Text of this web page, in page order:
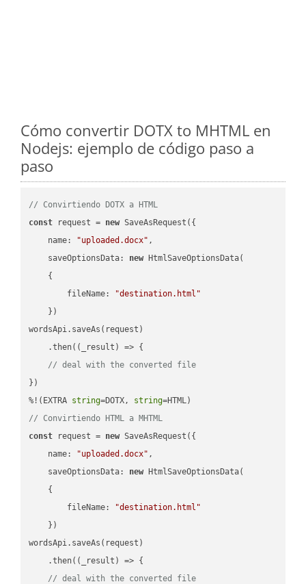
Cómo convertir DOTX to MHTML en
Nodejs: ejemplo de código paso a
paso
// Convirtiendo DOTX a HTML
const request = new SaveAsRequest({
name: "uploaded.docx" ,
saveOptionsData: new HtmlSaveOptionsData(
    {
fileName:
"destination.html"
    })
wordsApi.saveAs(request)
    .then(
( _result ) => {
// deal with the converted file
})
%!(EXTRA string=DOTX, string
// Convirtiendo HTML a MHTML
const request = new SaveAsRequest({
name: "uploaded.docx" ,
saveOptionsData: new HtmlSaveOptionsData(
    {
fileName:
"destination.html"
    })
wordsApi.saveAs(request)
    .then(
( _result ) => {
// deal with the converted file